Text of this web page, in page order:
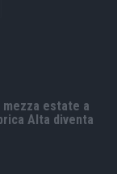
estate a
Alta diventa